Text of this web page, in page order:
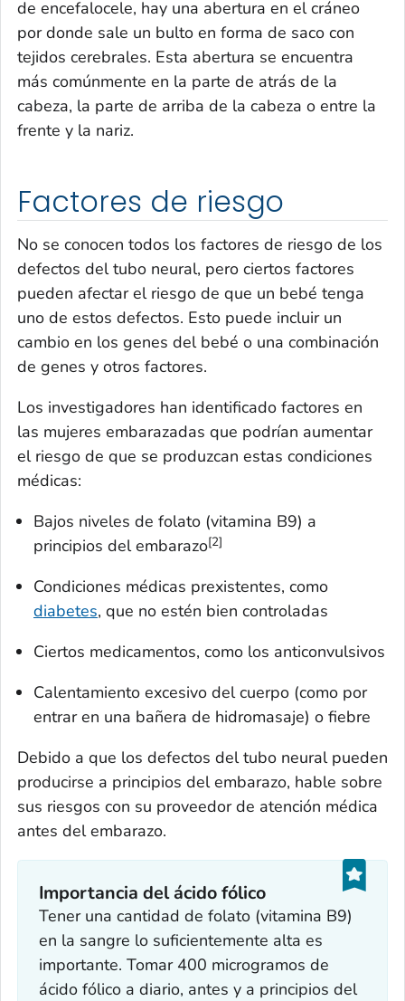
de encefalocele, hay una abertura en el cráneo
por donde sale un bulto en forma de saco con
tejidos cerebrales. Esta abertura se encuentra
más comúnmente en la parte de atrás de la
cabeza, la parte de arriba de la cabeza o entre la
frente y la nariz.
Factores de riesgo
No se conocen todos los factores de riesgo de los
defectos del tubo neural, pero ciertos factores
pueden afectar el riesgo de que un bebé tenga
uno de estos defectos. Esto puede incluir un
cambio en los genes del bebé o una combinación
de genes y otros factores.
Los investigadores han identificado factores en
las mujeres embarazadas que podrían aumentar
el riesgo de que se produzcan estas condiciones
médicas:
Bajos niveles de folato (vitamina B9) a
principios del embarazo[2]
Condiciones médicas prexistentes, como
diabetes, que no estén bien controladas
Ciertos medicamentos, como los anticonvulsivos
Calentamiento excesivo del cuerpo (como por
entrar en una bañera de hidromasaje) o fiebre
Debido a que los defectos del tubo neural pueden
producirse a principios del embarazo, hable sobre
sus riesgos con su proveedor de atención médica
antes del embarazo.
Importancia del ácido fólico
Tener una cantidad de folato (vitamina B9)
en la sangre lo suficientemente alta es
importante. Tomar 400 microgramos de
ácido fólico a diario, antes y a principios del